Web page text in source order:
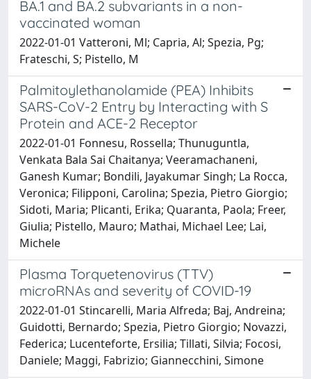
BA.1 and BA.2 subvariants in a non-
vaccinated woman
2022-01-01 Vatteroni, Ml; Capria, Al; Spezia, Pg;
Frateschi, S; Pistello, M
Palmitoylethanolamide (PEA) Inhibits
SARS-CoV-2 Entry by Interacting with S
Protein and ACE-2 Receptor
2022-01-01 Fonnesu, Rossella; Thunuguntla,
Venkata Bala Sai Chaitanya; Veeramachaneni,
Ganesh Kumar; Bondili, Jayakumar Singh; La Rocca,
Veronica; Filipponi, Carolina; Spezia, Pietro Giorgio;
Sidoti, Maria; Plicanti, Erika; Quaranta, Paola; Freer,
Giulia; Pistello, Mauro; Mathai, Michael Lee; Lai,
Michele
Plasma Torquetenovirus (TTV)
microRNAs and severity of COVID-19
2022-01-01 Stincarelli, Maria Alfreda; Baj, Andreina;
Guidotti, Bernardo; Spezia, Pietro Giorgio; Novazzi,
Federica; Lucenteforte, Ersilia; Tillati, Silvia; Focosi,
Daniele; Maggi, Fabrizio; Giannecchini, Simone